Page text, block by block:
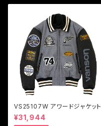
VS25107W アワードジャケット
¥31,944